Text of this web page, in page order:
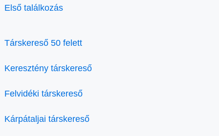
Első találkozás
Társkereső 50 felett
Keresztény társkereső
Felvidéki társkereső
Kárpátaljai társkereső